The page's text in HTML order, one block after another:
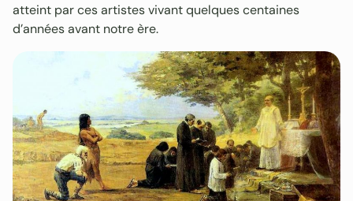
atteint par ces artistes vivant quelques centaines
d’années avant notre ère.